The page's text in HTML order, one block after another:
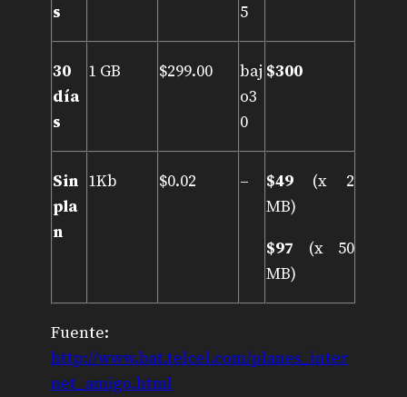
s
5
30
día
s
1 GB $299.00
baj
o3
0
$300
Sin
pla
n
1Kb $0.02 – $49 (x 2
MB)
$97 (x 50
MB)
Fuente:
http://www.bat.telcel.com/planes_inter
net_amigo.html